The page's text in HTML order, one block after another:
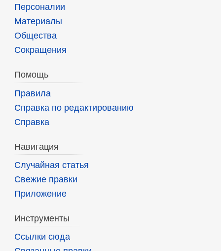
Персоналии
Материалы
Общества
Сокращения
Помощь
Правила
Справка по редактированию
Справка
Навигация
Случайная статья
Свежие правки
Приложение
Инструменты
Ссылки сюда